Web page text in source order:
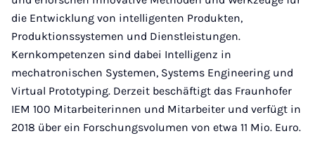
die Entwicklung von intelligenten Produkten,
Produktionssystemen und Dienstleistungen.
Kernkompetenzen sind dabei Intelligenz in
mechatronischen Systemen, Systems Engineering und
Virtual Prototyping. Derzeit beschäftigt das Fraunhofer
IEM 100 Mitarbeiterinnen und Mitarbeiter und verfügt in
2018 über ein Forschungsvolumen von etwa 11 Mio. Euro.